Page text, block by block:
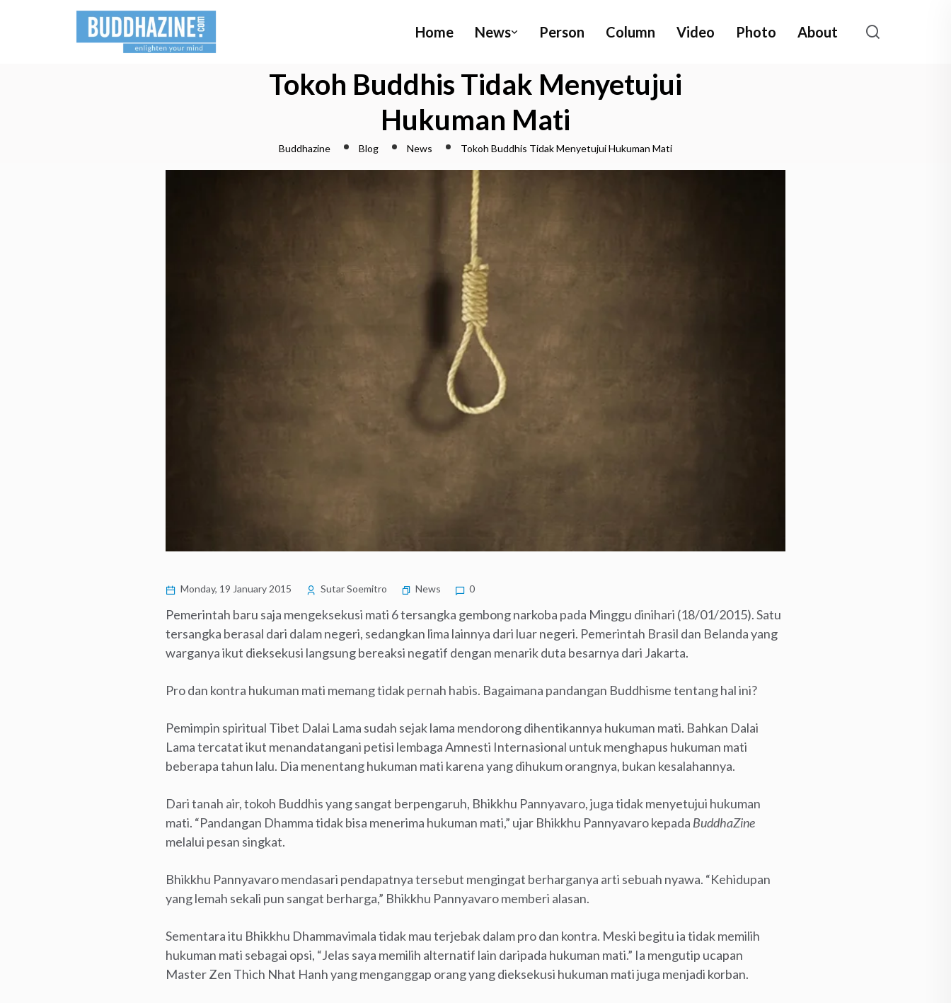
Home News Person Column Video Photo About
Tokoh Buddhis Tidak Menyetujui
Hukuman Mati
Buddhazine Blog News Tokoh Buddhis Tidak Menyetujui Hukuman Mati
Monday, 19 January 2015 Sutar Soemitro News 0
Pemerintah baru saja mengeksekusi mati 6 tersangka gembong narkoba pada Minggu dinihari (18/01/2015). Satu
tersangka berasal dari dalam negeri, sedangkan lima lainnya dari luar negeri. Pemerintah Brasil dan Belanda yang
warganya ikut dieksekusi langsung bereaksi negatif dengan menarik duta besarnya dari Jakarta.
Pro dan kontra hukuman mati memang tidak pernah habis. Bagaimana pandangan Buddhisme tentang hal ini?
Pemimpin spiritual Tibet Dalai Lama sudah sejak lama mendorong dihentikannya hukuman mati. Bahkan Dalai
Lama tercatat ikut menandatangani petisi lembaga Amnesti Internasional untuk menghapus hukuman mati
beberapa tahun lalu. Dia menentang hukuman mati karena yang dihukum orangnya, bukan kesalahannya.
Dari tanah air, tokoh Buddhis yang sangat berpengaruh, Bhikkhu Pannyavaro, juga tidak menyetujui hukuman
mati. “Pandangan Dhamma tidak bisa menerima hukuman mati,” ujar Bhikkhu Pannyavaro kepada BuddhaZine
melalui pesan singkat.
Bhikkhu Pannyavaro mendasari pendapatnya tersebut mengingat berharganya arti sebuah nyawa. “Kehidupan
yang lemah sekali pun sangat berharga,” Bhikkhu Pannyavaro memberi alasan.
Sementara itu Bhikkhu Dhammavimala tidak mau terjebak dalam pro dan kontra. Meski begitu ia tidak memilih
hukuman mati sebagai opsi, “Jelas saya memilih alternatif lain daripada hukuman mati.” Ia mengutip ucapan
Master Zen Thich Nhat Hanh yang menganggap orang yang dieksekusi hukuman mati juga menjadi korban.